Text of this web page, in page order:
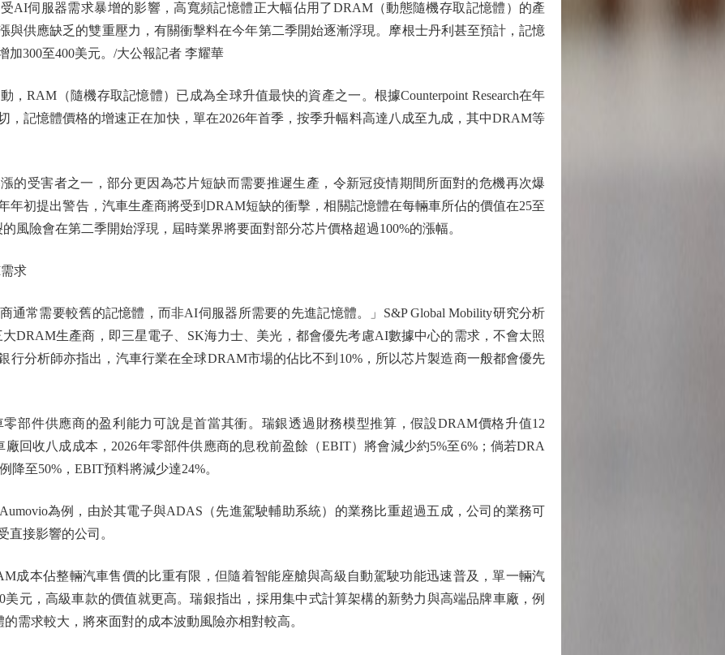
AI伺服器需求暴增的影響，高寬頻記憶體正大幅佔用了DRAM（動態隨機存取記憶體）的產
與供應缺乏的雙重壓力，有關衝擊料在今年第二季開始逐漸浮現。摩根士丹利甚至預計，記憶
加300至400美元。/大公報記者 李耀華
RAM（隨機存取記憶體）已成為全球升值最快的資產之一。根據Counterpoint Research在年
，記憶體價格的增速正在加快，單在2026年首季，按季升幅料高達八成至九成，其中DRAM等
受害者之一，部分更因為芯片短缺而需要推遲生產，令新冠疫情期間所面對的危機再次爆
年初提出警告，汽車生產商將受到DRAM短缺的衝擊，相關記憶體在每輛車所佔的價值在25至
風險會在第二季開始浮現，屆時業界將要面對部分芯片價格超過100%的漲幅。
求
常需要較舊的記憶體，而非AI伺服器所需要的先進記憶體。」S&P Global Mobility研究分析
大DRAM生產商，即三星電子、SK海力士、美光，都會優先考慮AI數據中心的需求，不會太照
行分析師亦指出，汽車行業在全球DRAM市場的佔比不到10%，所以芯片製造商一般都會優先
件供應商的盈利能力可說是首當其衝。瑞銀透過財務模型推算，假設DRAM價格升值12
回收八成成本，2026年零部件供應商的息稅前盈餘（EBIT）將會減少約5%至6%；倘若DRA
降至50%，EBIT預料將減少達24%。
為例，由於其電子與ADAS（先進駕駛輔助系統）的業務比重超過五成，公司的業務可
直接影響的公司。
本佔整輛汽車售價的比重有限，但隨着智能座艙與高級自動駕駛功能迅速普及，單一輛汽
美元，高級車款的價值就更高。瑞銀指出，採用集中式計算架構的新勢力與高端品牌車廠，例
需求較大，將來面對的成本波動風險亦相對較高。